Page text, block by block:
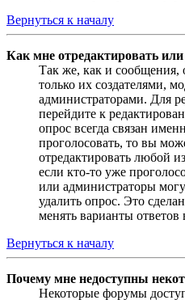
Вернуться к началу
Как мне отредактировать или
Так же, как и сообщения,
только их создателями,
администраторами. Для
перейдите к
опрос всегда связан
проголосовать, то вы
отредактировать любой
если кто-то уже
или администраторы
удалить опрос. Это
менять варианты ответов
Вернуться к началу
Почему мне недоступны
Некоторые форумы